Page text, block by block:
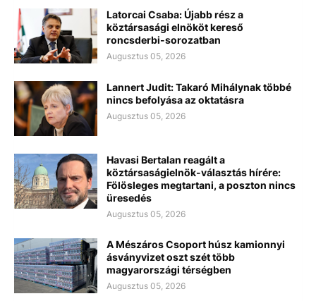
Latorcai Csaba: Újabb rész a
köztársasági elnököt kereső
roncsderbi-sorozatban
Augusztus 05, 2026
Lannert Judit: Takaró Mihálynak többé
nincs befolyása az oktatásra
Augusztus 05, 2026
Havasi Bertalan reagált a
köztársaságielnök-választás hírére:
Fölösleges megtartani, a poszton nincs
üresedés
Augusztus 05, 2026
A Mészáros Csoport húsz kamionnyi
ásványvizet oszt szét több
magyarországi térségben
Augusztus 05, 2026